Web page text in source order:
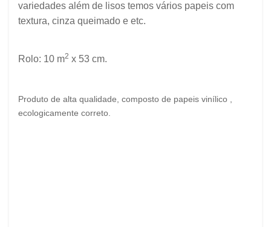
variedades além de lisos temos vários papeis com
textura, cinza queimado e etc.
Rolo: 10 m2 x 53 cm.
Produto de alta qualidade, composto de papeis vinílico ,
ecologicamente correto.